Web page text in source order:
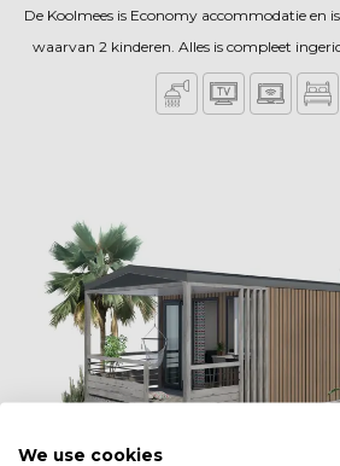
De Koolmees is Economy accommodatie en
waarvan 2 kinderen. Alles is compleet
We use cookies